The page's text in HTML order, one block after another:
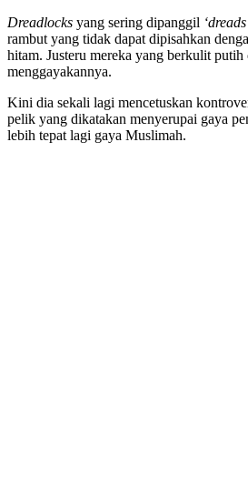
Dreadlocks yang sering dipanggil
rambut yang tidak dapat dipisahkan
hitam. Justeru mereka yang berkulit
menggayakannya.
Kini dia sekali lagi mencetuskan
pelik yang dikatakan menyerupai gaya
lebih tepat lagi gaya Muslimah.